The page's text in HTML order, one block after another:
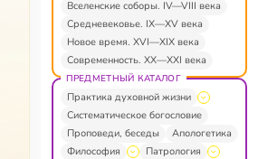
Вселенские соборы. IV—VIII века
Средневековье. IX—XV века
Новое время. XVI—XIX века
Современность. XX—XXI века
ПРЕДМЕТНЫЙ КАТАЛОГ
Практика духовной жизни
Систематическое богословие
Проповеди, беседы
Апологетика
Философия
Патрология